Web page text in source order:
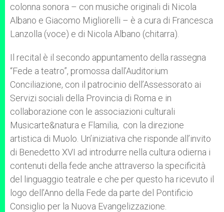
colonna sonora – con musiche originali di Nicola
Albano e Giacomo Migliorelli – è a cura di Francesca
Lanzolla (voce) e di Nicola Albano (chitarra).
Il recital è il secondo appuntamento della rassegna
“Fede a teatro”, promossa dall’Auditorium
Conciliazione, con il patrocinio dell’Assessorato ai
Servizi sociali della Provincia di Roma e in
collaborazione con le associazioni culturali
Musicarte&natura e Flamilia, con la direzione
artistica di Muolo. Un’iniziativa che risponde all’invito
di Benedetto XVI ad introdurre nella cultura odierna i
contenuti della fede anche attraverso la specificità
del linguaggio teatrale e che per questo ha ricevuto il
logo dell’Anno della Fede da parte del Pontificio
Consiglio per la Nuova Evangelizzazione.